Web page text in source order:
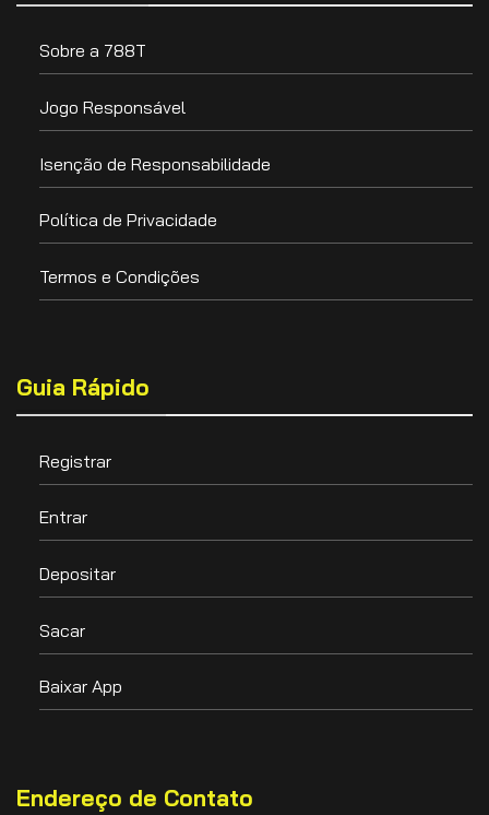
Sobre a 788T
Jogo Responsável
Isenção de Responsabilidade
Política de Privacidade
Termos e Condições
Guia Rápido
Registrar
Entrar
Depositar
Sacar
Baixar App
Endereço de Contato